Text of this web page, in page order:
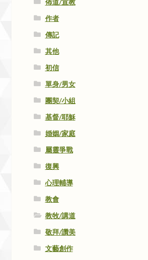
作者
傳記
其他
初信
單身/男女
團契/小組
基督/耶穌
婚姻/家庭
屬靈爭戰
復興
心理輔導
教會
教牧/講道
敬拜/讚美
文藝創作